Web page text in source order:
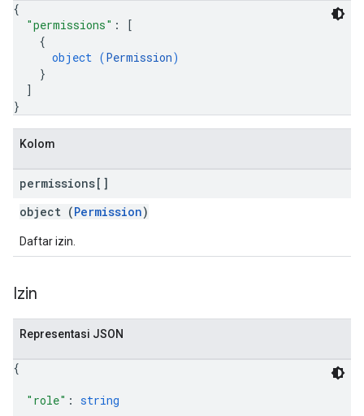
{
"permissions" :
[
{
object (Permission)
}
]
}
Kolom
permissions[]
object (Permission)
Daftar izin.
Izin
Representasi JSON
{
"role" : string